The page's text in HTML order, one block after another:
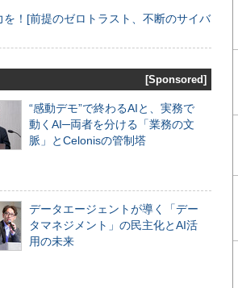
！[前提のゼロトラスト、不断のサイバ
[Sponsored]
“感動デモ”で終わるAIと、実務で
動くAI─両者を分ける「業務の文
脈」とCelonisの管制塔
データエージェントが導く「デー
タマネジメント」の民主化とAI活
用の未来